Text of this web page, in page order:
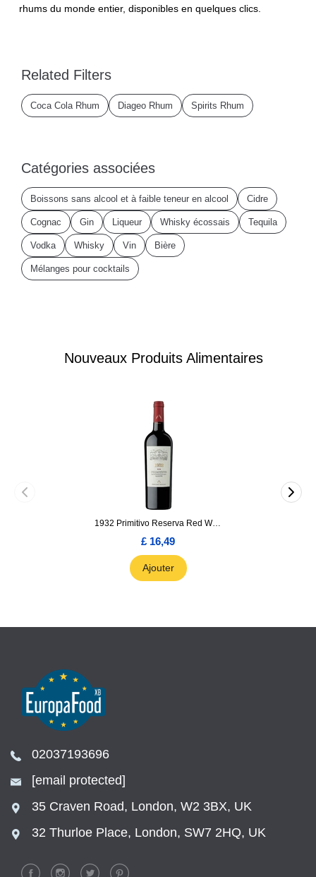
Nouveaux Produits Alimentaires
1932 Primitivo Reserva Red Wine 75cl
£ 16,49
Ajouter
rhums du monde entier, disponibles en quelques clics.
Related Filters
Coca Cola Rhum Diageo Rhum Spirits Rhum
Catégories associées
Boissons sans alcool et à faible teneur en alcool Cidre
Cognac Gin Liqueur Whisky écossais Tequila
Vodka Whisky Vin Bière
Mélanges pour cocktails
02037193696
[email protected]
35 Craven Road, London, W2 3BX, UK
32 Thurloe Place, London, SW7 2HQ, UK